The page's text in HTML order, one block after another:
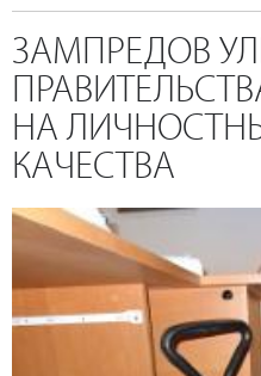
ЗАМПРЕДОВ
НА
КАЧЕСТВА